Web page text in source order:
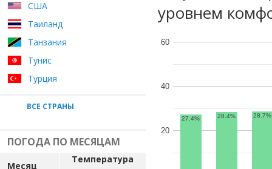
США
Таиланд
Танзания
Тунис
Турция
ВСЕ СТРАНЫ
ПОГОДА ПО МЕСЯЦАМ
Месяц
Температура
уровнем
20
40
60
27.4% 28.4% 28.7%